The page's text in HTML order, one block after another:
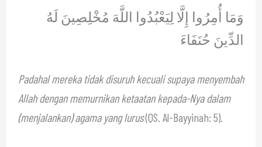
وَمَا أُمِرُوا إِلَّا لِيَعْبُدُوا اللَّهَ مُخْلِصِينَ لَهُ
الدِّينَ حُنَفَاءَ
Padahal mereka tidak disuruh kecuali supaya menyembah
Allah dengan memurnikan ketaatan kepada-Nya dalam
(menjalankan) agama yang lurus(QS. Al-Bayyinah: 5).